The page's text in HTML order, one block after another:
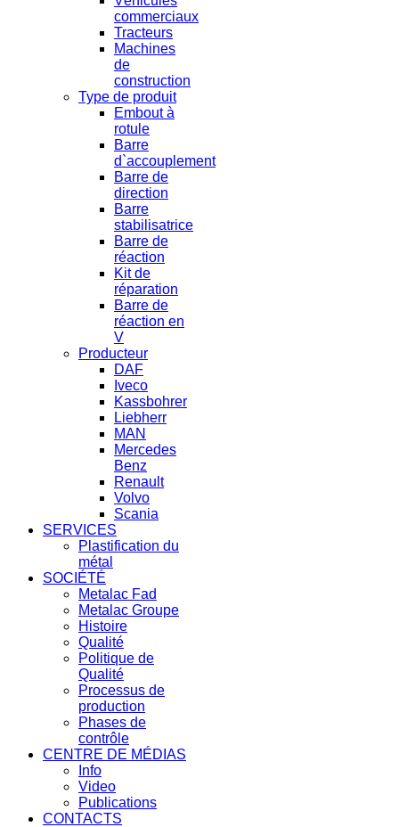
commerciaux
Tracteurs
Machines
de
construction
Type de produit
Embout à
rotule
Barre
d`accouplement
Barre de
direction
Barre
stabilisatrice
Barre de
réaction
Kit de
réparation
Barre de
réaction en
V
Producteur
DAF
Iveco
Kassbohrer
Liebherr
MAN
Mercedes
Benz
Renault
Volvo
Scania
SERVICES
Plastification du
métal
SOCIÉTÉ
Metalac Fad
Metalac Groupe
Histoire
Qualité
Politique de
Qualité
Processus de
production
Phases de
contrôle
CENTRE DE MÉDIAS
Info
Video
Publications
CONTACTS